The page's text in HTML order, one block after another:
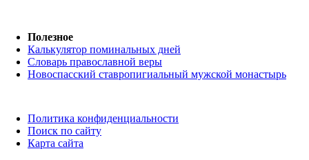
Полезное
Калькулятор поминальных дней
Словарь православной веры
Новоспасский ставропигиальный мужской монастырь
Политика конфиденциальности
Поиск по сайту
Карта сайта